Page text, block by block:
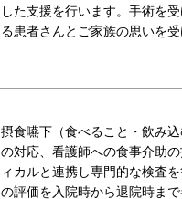
した支援を行います。手術を
る患者さんとご家族の思いを
摂食嚥下（食べること・飲み
の対応、看護師への食事介助
ィカルと連携し専門的な検査
の評価を入院時から退院時ま